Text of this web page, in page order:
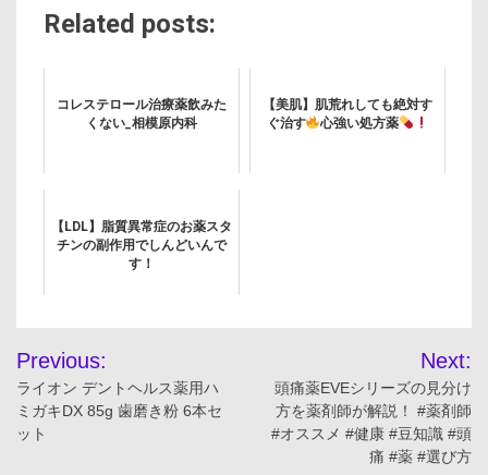
Related posts:
コレステロール治療薬飲みた
くない_相模原内科
【美肌】肌荒れしても絶対す
ぐ治す
心強い処方薬
【LDL】脂質異常症のお薬スタ
チンの副作用でしんどいんで
す！
投
稿
ナ
Previous:
ライオン デントヘルス薬用ハ
ミガキDX 85g 歯磨き粉 6本セ
ット
Next:
頭痛薬EVEシリーズの見分け
方を薬剤師が解説！ #薬剤師
#オススメ #健康 #豆知識 #頭
痛 #薬 #選び方